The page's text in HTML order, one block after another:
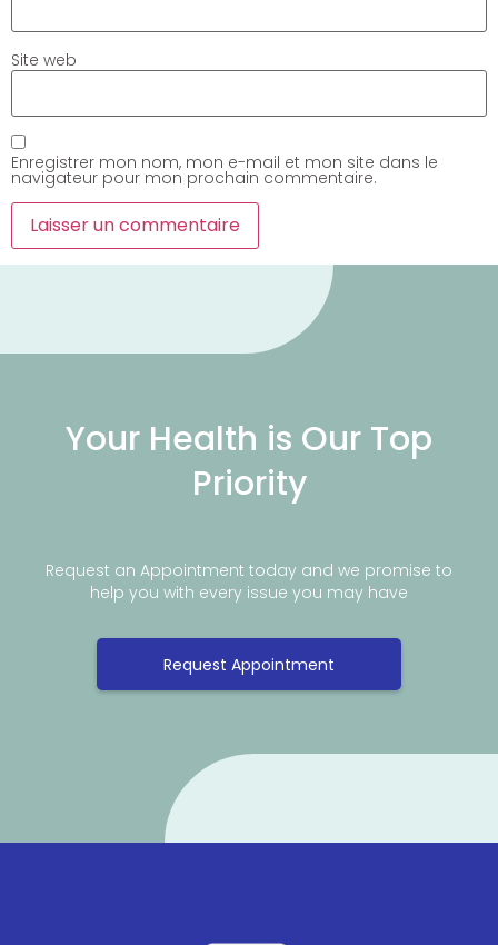
Site web
Enregistrer mon nom, mon e-mail et mon site dans le
navigateur pour mon prochain commentaire.
Your Health is Our Top
Priority
Request an Appointment today and we promise to
help you with every issue you may have
Request Appointment